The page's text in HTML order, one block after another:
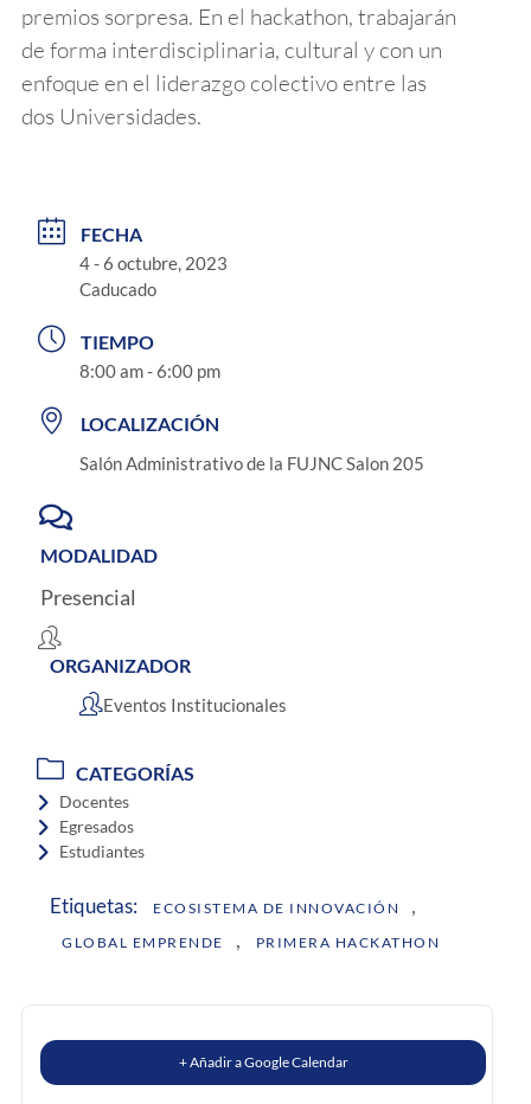
premios sorpresa. En el hackathon, trabajarán
de forma interdisciplinaria, cultural y con un
enfoque en el liderazgo colectivo entre las
dos Universidades.
FECHA
4 - 6 octubre, 2023
Caducado
TIEMPO
8:00 am - 6:00 pm
LOCALIZACIÓN
Salón Administrativo de la FUJNC Salon 205
MODALIDAD
Presencial
ORGANIZADOR
Eventos Institucionales
CATEGORÍAS
Docentes
Egresados
Estudiantes
Etiquetas: ECOSISTEMA DE INNOVACIÓN ,
GLOBAL EMPRENDE , PRIMERA HACKATHON
+ Añadir a Google Calendar